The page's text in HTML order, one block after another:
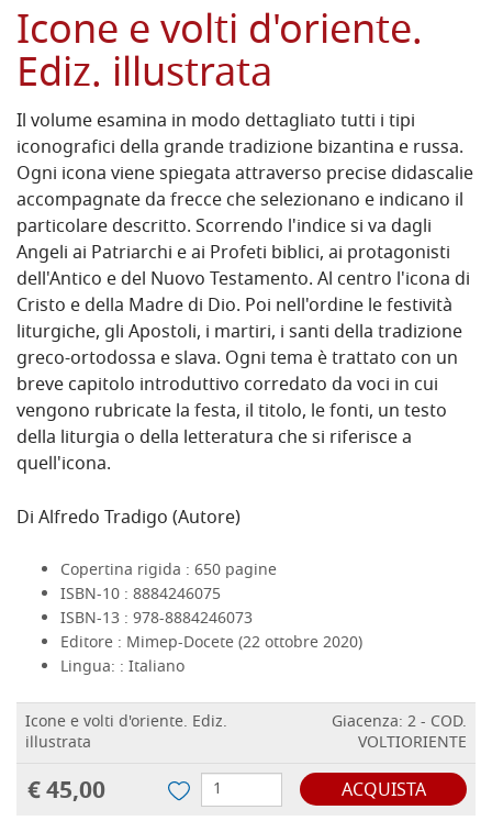
Icone e volti d'oriente.
Ediz. illustrata
Il volume esamina in modo dettagliato tutti i tipi
iconografici della grande tradizione bizantina e russa.
Ogni icona viene spiegata attraverso precise didascalie
accompagnate da frecce che selezionano e indicano il
particolare descritto. Scorrendo l'indice si va dagli
Angeli ai Patriarchi e ai Profeti biblici, ai protagonisti
dell'Antico e del Nuovo Testamento. Al centro l'icona di
Cristo e della Madre di Dio. Poi nell'ordine le festività
liturgiche, gli Apostoli, i martiri, i santi della tradizione
greco-ortodossa e slava. Ogni tema è trattato con un
breve capitolo introduttivo corredato da voci in cui
vengono rubricate la festa, il titolo, le fonti, un testo
della liturgia o della letteratura che si riferisce a
quell'icona.
DiAlfredo Tradigo(Autore)
Copertina rigida : 650 pagine
ISBN-10 : 8884246075
ISBN-13 : 978-8884246073
Editore : Mimep-Docete (22 ottobre 2020)
Lingua: : Italiano
Icone e volti d'oriente. Ediz.
illustrata
Giacenza: 2 - COD.
VOLTIORIENTE
€ 45,00 ACQUISTA